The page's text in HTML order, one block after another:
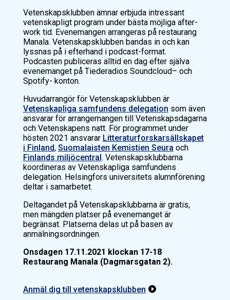
Vetenskapsklubben ämnar erbjuda intressant
vetenskapligt program under bästa möjliga after-
work tid. Evenemangen arrangeras på restaurang
Manala. Vetenskapsklubben bandas in och kan
lyssnas på i efterhand i podcast-format.
Podcasten publiceras alltid en dag efter själva
evenemanget på Tiederadios Soundcloud– och
Spotify- konton.
Huvudarrangör för Vetenskapsklubben är
Vetenskapliga samfundens delegation som även
ansvarar för arrangemangen till Vetenskapsdagarna
och Vetenskapens natt. För programmet under
hösten 2021 ansvarar Litteraturforskarsällskapet
i Finland, Suomalaisten Kemistien Seura och
Finlands miljöcentral. Vetenskapsklubbarna
koordineras av Vetenskapliga samfundens
delegation. Helsingfors universitets alumnförening
deltar i samarbetet.
Deltagandet på Vetenskapsklubbarna är gratis,
men mängden platser på evenemanget är
begränsat. Platserna delas ut på basen av
anmälningsordningen.
Onsdagen 17.11.2021 klockan 17-18
Restaurang Manala (Dagmarsgatan 2).
Anmäl dig till vetenskapsklubben 